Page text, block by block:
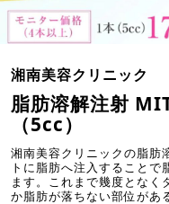
湘南美容クリニック
脂肪溶解注射
（5cc）
湘南美容クリニックの脂肪
トに脂肪へ注入すること
ます。これまで幾度となく
か脂肪が落ちない部位があ